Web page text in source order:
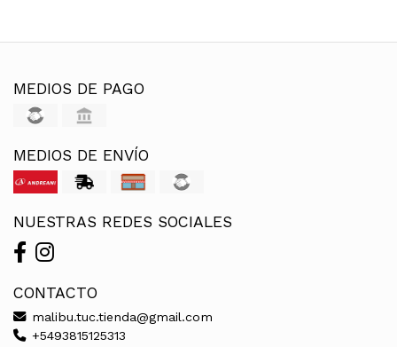
MEDIOS DE PAGO
MEDIOS DE ENVÍO
NUESTRAS REDES SOCIALES
CONTACTO
malibu.tuc.tienda@gmail.com
+5493815125313